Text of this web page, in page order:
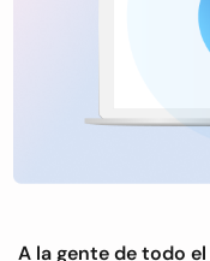
A la gente de todo